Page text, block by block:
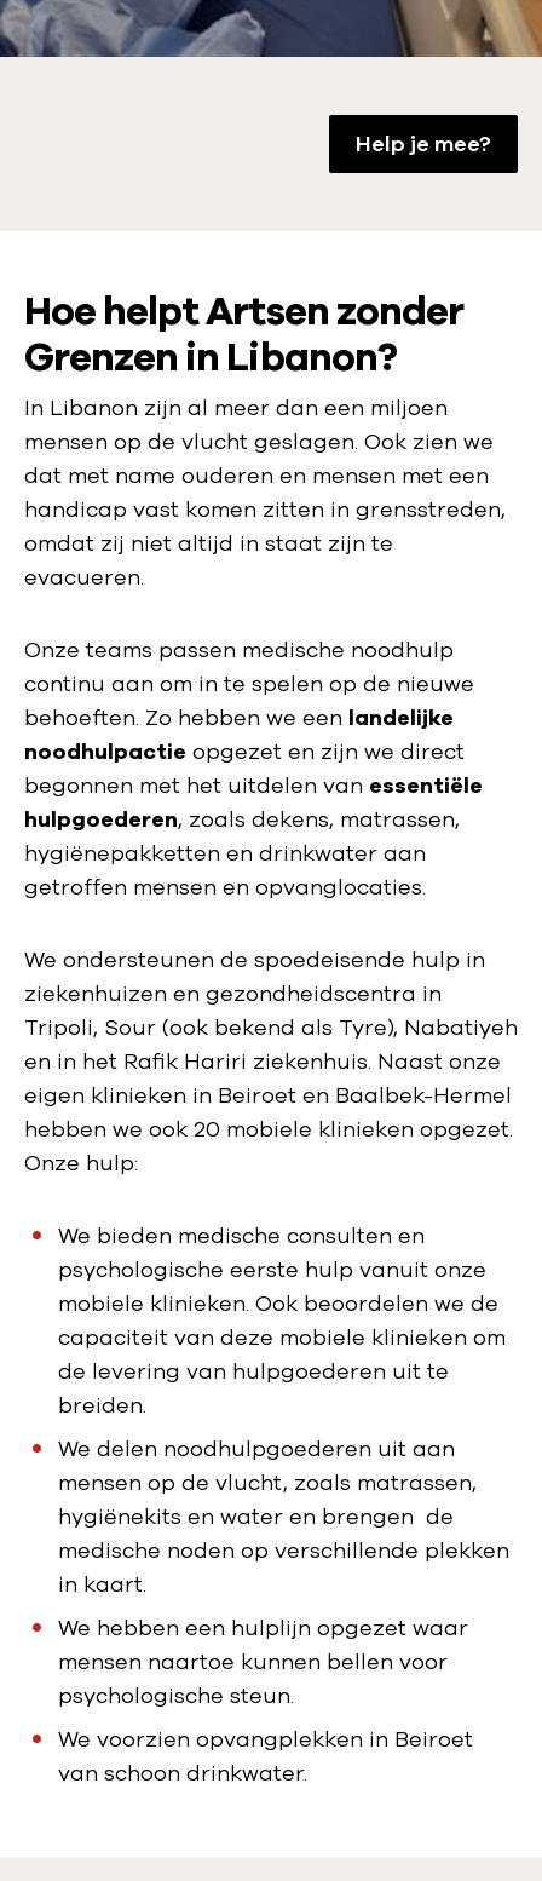
Help je mee?
Hoe helpt Artsen zonder
Grenzen in Libanon?
In Libanon zijn al meer dan een miljoen
mensen op de vlucht geslagen. Ook zien we
dat met name ouderen en mensen met een
handicap vast komen zitten in grensstreden,
omdat zij niet altijd in staat zijn te
evacueren.
Onze teams passen medische noodhulp
continu aan om in te spelen op de nieuwe
behoeften. Zo hebben we een landelijke
noodhulpactie opgezet en zijn we direct
begonnen met het uitdelen van essentiële
hulpgoederen, zoals dekens, matrassen,
hygiënepakketten en drinkwater aan
getroffen mensen en opvanglocaties.
We ondersteunen de spoedeisende hulp in
ziekenhuizen en gezondheidscentra in
Tripoli, Sour (ook bekend als Tyre), Nabatiyeh
en in het Rafik Hariri ziekenhuis. Naast onze
eigen klinieken in Beiroet en Baalbek-Hermel
hebben we ook 20 mobiele klinieken opgezet.
Onze hulp:
We bieden medische consulten en
psychologische eerste hulp vanuit onze
mobiele klinieken. Ook beoordelen we de
capaciteit van deze mobiele klinieken om
de levering van hulpgoederen uit te
breiden.
We delen noodhulpgoederen uit aan
mensen op de vlucht, zoals matrassen,
hygiënekits en water en brengen de
medische noden op verschillende plekken
in kaart.
We hebben een hulplijn opgezet waar
mensen naartoe kunnen bellen voor
psychologische steun.
We voorzien opvangplekken in Beiroet
van schoon drinkwater.